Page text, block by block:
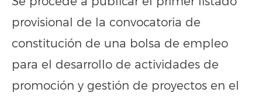
provisional de la convocatoria de
constitución de una bolsa de empleo
para el desarrollo de actividades de
promoción y gestión de proyectos en el